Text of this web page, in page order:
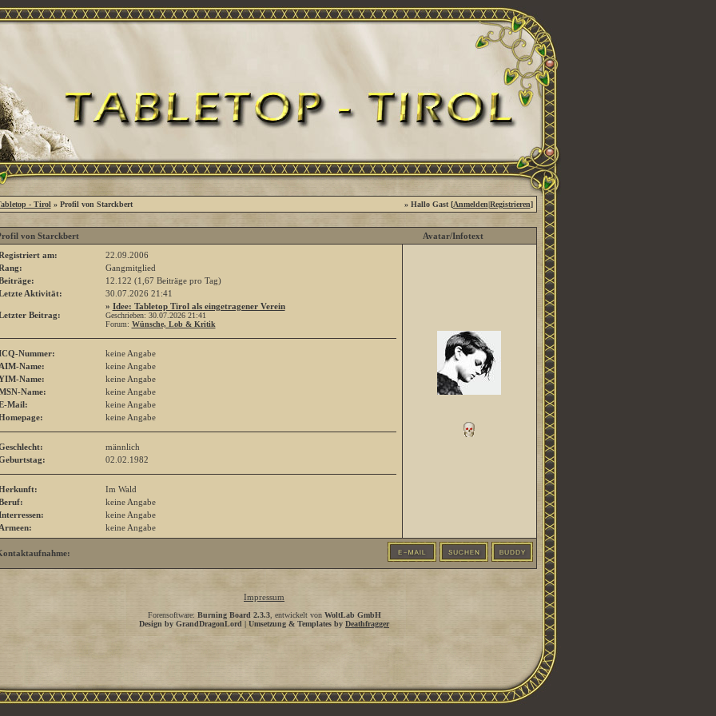
- Tirol » Profil von Starckbert » Hallo Gast [Anmelden|Registrieren]
von Starckbert
Avatar/Infotext
am:
22.09.2006
Gangmitglied
12.122 (1,67 Beiträge pro Tag)
Aktivität:
30.07.2026 21:41
Beitrag:
» Idee: Tabletop Tirol als eingetragener Verein
Geschrieben: 30.07.2026 21:41
Forum: Wünsche, Lob & Kritik
Nummer:
keine Angabe
Name:
keine Angabe
Name:
keine Angabe
Name:
keine Angabe
Mail:
keine Angabe
keine Angabe
männlich
02.02.1982
Im Wald
keine Angabe
keine Angabe
keine Angabe
Impressum
Forensoftware: Burning Board 2.3.3, entwickelt von WoltLab GmbH
Design by GrandDragonLord | Umsetzung & Templates by Deathfragger